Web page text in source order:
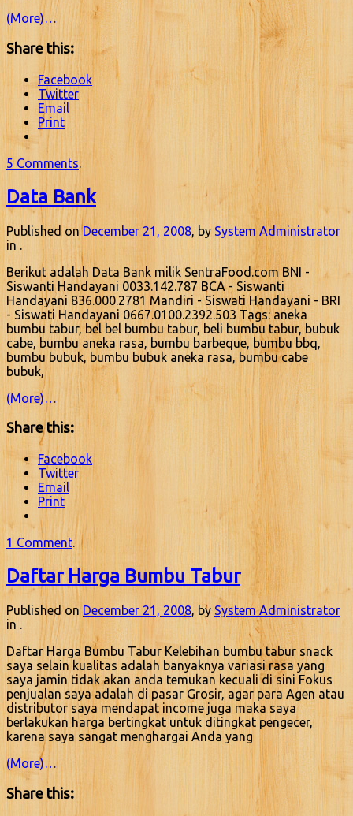
(More)…
Share this:
Facebook
Twitter
Email
Print
5 Comments.
Data Bank
Published onDecember 21, 2008, by System Administrator
in .
Berikut adalah Data Bank milik SentraFood.com BNI -
Siswanti Handayani 0033.142.787 BCA - Siswanti
Handayani 836.000.2781 Mandiri - Siswati Handayani - BRI
- Siswati Handayani 0667.0100.2392.503 Tags: aneka
bumbu tabur, bel bel bumbu tabur, beli bumbu tabur, bubuk
cabe, bumbu aneka rasa, bumbu barbeque, bumbu bbq,
bumbu bubuk, bumbu bubuk aneka rasa, bumbu cabe
bubuk,
(More)…
Share this:
Facebook
Twitter
Email
Print
1 Comment.
Daftar Harga Bumbu Tabur
Published on December 21, 2008, by System Administrator
in .
Daftar Harga Bumbu Tabur Kelebihan bumbu tabur snack
saya selain kualitas adalah banyaknya variasi rasa yang
saya jamin tidak akan anda temukan kecuali di sini Fokus
penjualan saya adalah di pasar Grosir, agar para Agen atau
distributor saya mendapat income juga maka saya
berlakukan harga bertingkat untuk ditingkat pengecer,
karena saya sangat menghargai Anda yang
(More)…
Share this: